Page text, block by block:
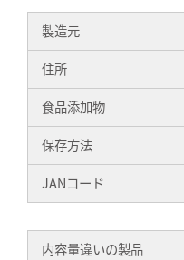
製造元
住所
食品添加物
保存方法
JANコード
内容量違いの製品